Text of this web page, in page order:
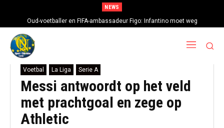
NEWS
Oud-voetballer en FIFA-ambassadeur Figo: Infantino moet weg
Voetbal La Liga Serie A
Messi antwoordt op het veld
met prachtgoal en zege op
Athletic